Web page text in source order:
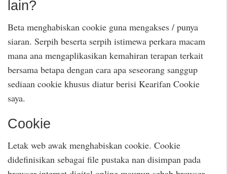
lain?
Beta menghabiskan cookie guna mengakses / punya
siaran. Serpih beserta serpih istimewa perkara macam
mana ana mengaplikasikan kemahiran terapan terkait
bersama betapa dengan cara apa seseorang sanggup
sediaan cookie khusus diatur berisi Kearifan Cookie
saya.
Cookie
Letak web awak menghabiskan cookie. Cookie
didefinisikan sebagai file pustaka nan disimpan pada